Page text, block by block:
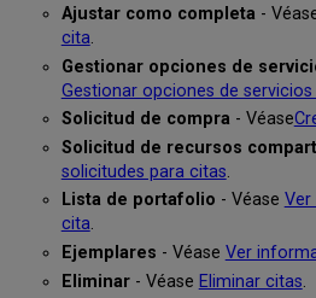
Ajustar como completa-
cita.
Gestionar opciones de
Gestionar opciones de
Solicitud de compra- Véase
Solicitud de recursos
solicitudes para citas.
Lista de portafolio - Véase
cita.
Ejemplares - Véase Ver
Eliminar- Véase Eliminar citas.